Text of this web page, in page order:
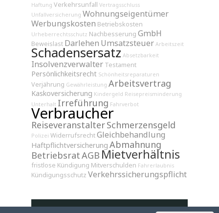
Haftung Verkehrsunfall Vertragsschluss
Unfallversicherung Wohnungseigentümer
Werbungskosten Betriebskosten
Urheberrechtsschutz Nachbesserung GmbH
Beweislast Darlehen Umsatzsteuer Arbeitszeit
Schadensersatz Absetzbarkeit
Insolvenzverwalter Testament
Persönlichkeitsrecht Schönheitsreparaturen
Verjährung Gewährleistung Arbeitsvertrag
Kaskoversicherung Kindergeld Reisepreisminderung
Unterhalt Irreführung Fahrverbot
Verbraucher
ReiseveranstalterSchmerzensgeld
Polizei WiderrufsrechtGleichbehandlung
Haftpflichtversicherung Abmahnung
BetriebsratAGB Mietverhältnis
fristlose Kündigung Mitverschulden Fahrerlaubnis
Kündigungsschutz Verkehrssicherungspflicht